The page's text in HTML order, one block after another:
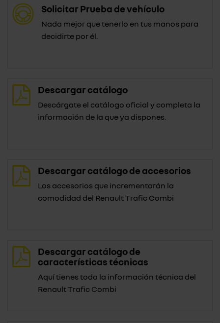
Solicitar Prueba de vehículo
Nada mejor que tenerlo en tus manos para
decidirte por él.
Descargar catálogo
Descárgate el catálogo oficial y completa la
información de la que ya dispones.
Descargar catálogo de accesorios
Los accesorios que incrementarán la
comodidad del Renault Trafic Combi
Descargar catálogo de
características técnicas
Aquí tienes toda la información técnica del
Renault Trafic Combi